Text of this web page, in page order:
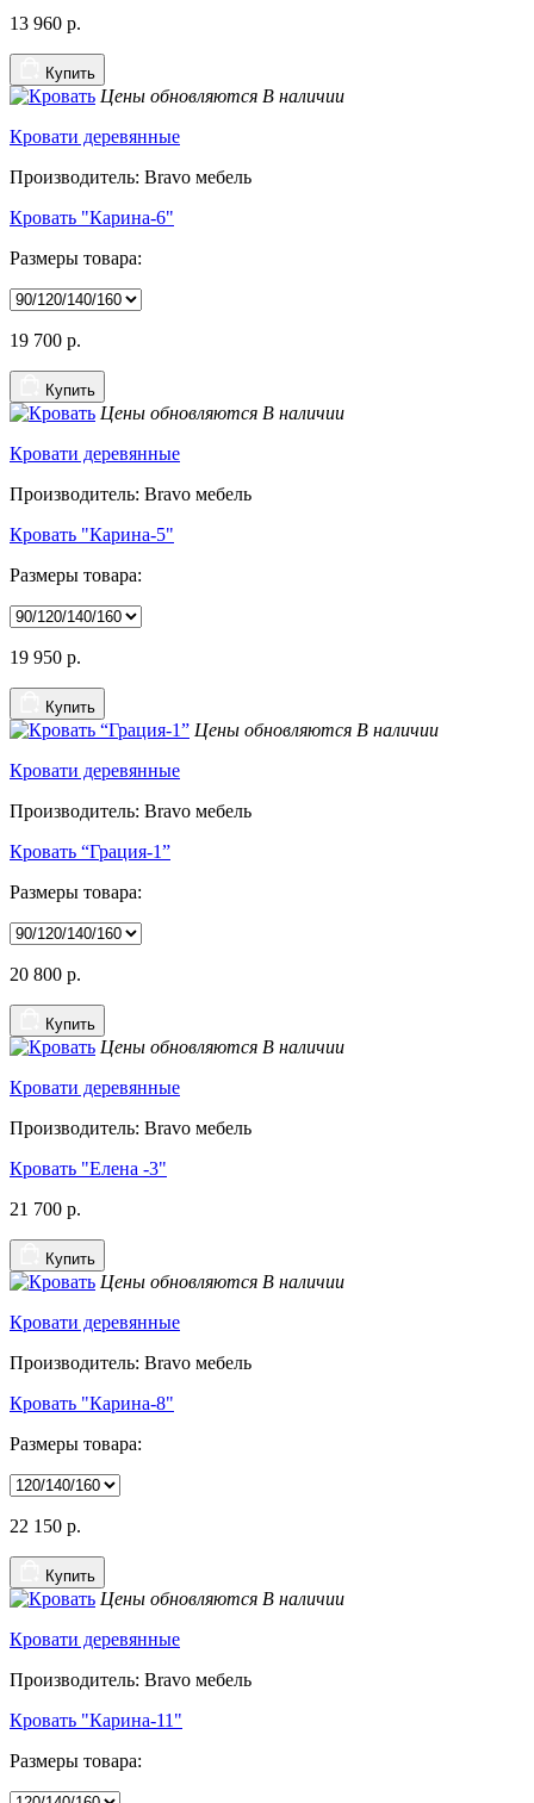
13 960 р.
Купить
Цены обновляются В наличии
Кровати деревянные
Производитель: Bravo мебель
Кровать "Карина-6"
Размеры товара:
19 700 р.
Купить
Цены обновляются В наличии
Кровати деревянные
Производитель: Bravo мебель
Кровать "Карина-5"
Размеры товара:
19 950 р.
Купить
Цены обновляются В наличии
Кровати деревянные
Производитель: Bravo мебель
Кровать “Грация-1”
Размеры товара:
20 800 р.
Купить
Цены обновляются В наличии
Кровати деревянные
Производитель: Bravo мебель
Кровать "Елена -3"
21 700 р.
Купить
Цены обновляются В наличии
Кровати деревянные
Производитель: Bravo мебель
Кровать "Карина-8"
Размеры товара:
22 150 р.
Купить
Цены обновляются В наличии
Кровати деревянные
Производитель: Bravo мебель
Кровать "Карина-11"
Размеры товара: